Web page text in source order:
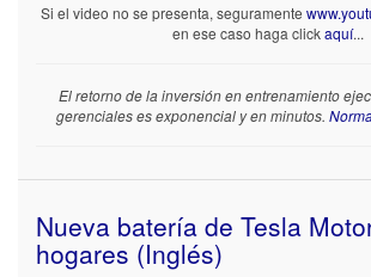
Si el video no se presenta, seguramente
en ese caso haga clickaquí...
El retorno de la inversión en entrenamiento
gerenciales es exponencial y en minutos.
Nueva batería de Tesla
hogares (Inglés)